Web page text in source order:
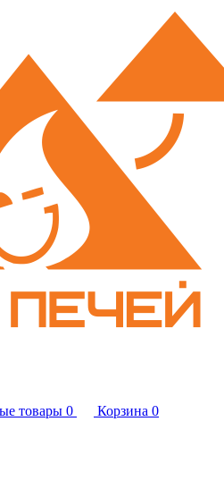
товары 0 Корзина 0